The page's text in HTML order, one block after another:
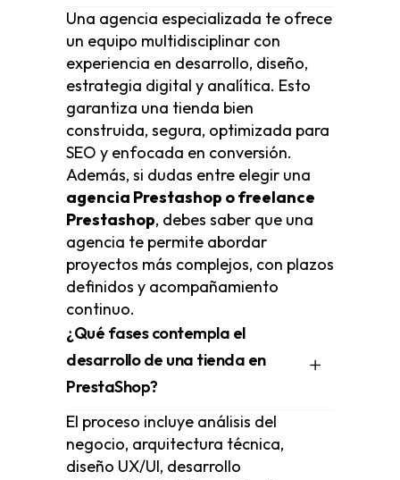
Una agencia especializada te ofrece
un equipo multidisciplinar con
experiencia en desarrollo, diseño,
estrategia digital y analítica. Esto
garantiza una tienda bien
construida, segura, optimizada para
SEO y enfocada en conversión.
Además, si dudas entre elegir una
agencia Prestashop o freelance
Prestashop, debes saber que una
agencia te permite abordar
proyectos más complejos, con plazos
definidos y acompañamiento
continuo.
¿Qué fases contempla el
desarrollo de una tienda en
PrestaShop?
El proceso incluye análisis del
negocio, arquitectura técnica,
diseño UX/UI, desarrollo